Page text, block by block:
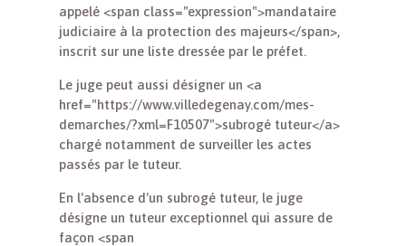
appelé <span class="expression">mandataire
judiciaire à la protection des majeurs</span>,
inscrit sur une liste dressée par le préfet.
Le juge peut aussi désigner un <a
href="https://www.villedegenay.com/mes-
demarches/?xml=F10507">subrogé tuteur</a>
chargé notamment de surveiller les actes
passés par le tuteur.
En l'absence d'un subrogé tuteur, le juge
désigne un tuteur exceptionnel qui assure de
façon <span